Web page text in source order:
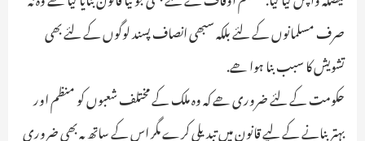
صرف مسلمانوں کے لئے بلکہ سبھی انصاف پسند لوگوں کے لئے بھی
تشویش کا سبب بنا ہوا ھے.
حکومت کے لئے ضروری ھے کہ وہ ملک کے مختلف شعبوں کو منظم اور
بہتر بنانے کے لیے قانون میں تبدیلی کرے مگر اس کے ساتھ یہ بھی ضروری